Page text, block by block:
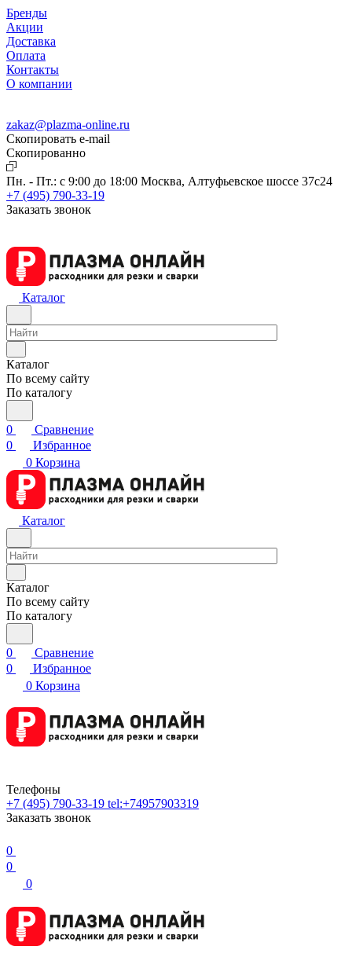
Бренды
Акции
Доставка
Оплата
Контакты
О компании
zakaz@plazma-online.ru
Скопировать e-mail
Cкопированно
Пн. - Пт.: с 9:00 до 18:00 Москва, Алтуфьевское шоссе 37с24
+7 (495) 790-33-19
Заказать звонок
Каталог
Каталог
По всему сайту
По каталогу
0
Сравнение
0
Избранное
0 Корзина
Каталог
Каталог
По всему сайту
По каталогу
0
Сравнение
0
Избранное
0 Корзина
Телефоны
+7 (495) 790-33-19 tel:+74957903319
Заказать звонок
0
0
0